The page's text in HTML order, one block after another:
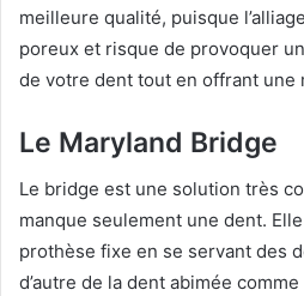
meilleure qualité, puisque
poreux et risque de provoquer
de votre dent tout en offrant une
Le Maryland Bridge
Le bridge est une solution très
manque seulement une dent.
prothèse fixe en se servant des
d’autre de la dent abimée